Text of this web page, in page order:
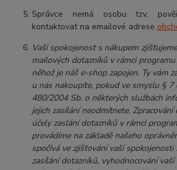
Správce nemá osobu tzv.
kontaktovat na emailové adrese
Vaši spokojenost s nákupem
mailových dotazníků v rámci
něhož je náš e-shop zapojen. Ty vám
u nás nakoupíte, pokud ve smyslu § 7
480/2004 Sb. o některých službách
jejich zasílání neodmítnete.
účely zaslání dotazníků v rámci
provádíme na základě našeho
spočívá ve zjišťování vaší
zasílání dotazníků, vyhodnocování